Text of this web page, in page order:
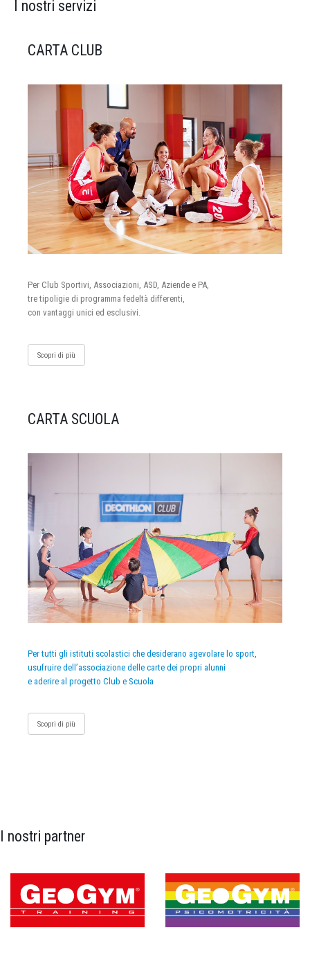
I nostri servizi
CARTA CLUB
Per Club Sportivi, Associazioni, ASD, Aziende e PA,
tre tipoligie di programma fedeltà differenti,
con vantaggi unici ed esclusivi.
Scopri di più
CARTA SCUOLA
Per tutti gli istituti scolastici che desiderano agevolare lo sport,
usufruire dell’associazione delle carte dei propri alunni
e aderire al progetto Club e Scuola
Scopri di più
I nostri partner